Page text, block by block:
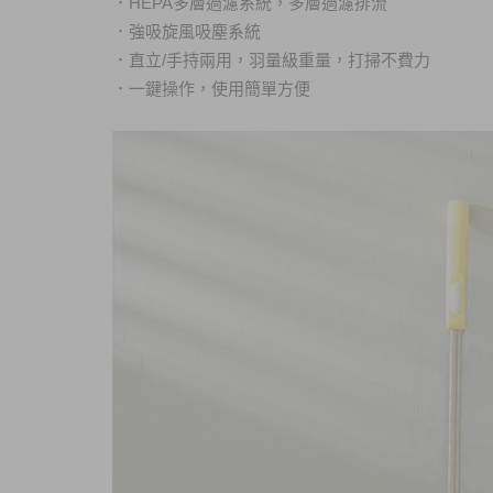
．強吸旋風吸塵系統
．直立/手持兩用，羽量級重量，打掃不費力
．一鍵操作，使用簡單方便